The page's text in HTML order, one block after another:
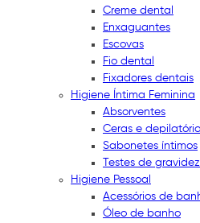
Creme dental
Enxaguantes
Escovas
Fio dental
Fixadores dentais
Higiene Íntima Feminina
Absorventes
Ceras e
Sabonetes íntimos
Testes de gravidez
Higiene Pessoal
Acessórios de
Óleo de banho